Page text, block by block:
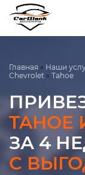
Главная » Наши
Chevrolet » Tahoe
ЗА 4
С